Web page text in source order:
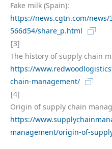
Fake milk (Spain):
https://news.cgtn.com/news/
566d54/share_p.html
[3]
The history of supply chain
https://
chain-management/
[4]
Origin of supply chain
https://
management/origin-of-